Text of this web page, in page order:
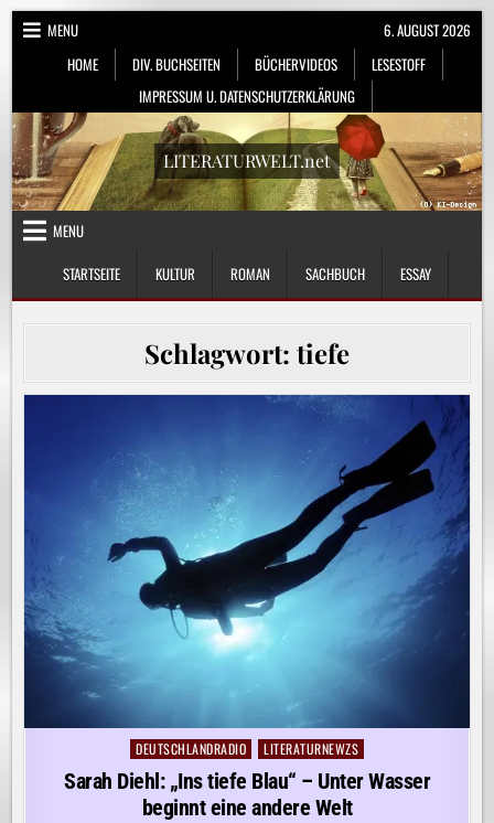
Skip
MENU
HOME
DIV. BUCHSEITEN BÜCHERVIDEOS
LESESTOFF
IMPRESSUM U. DATENSCHUTZERKLÄRUNG
6. AUGUST 2026
LITERATURWELT.net
MENU
STARTSEITE
KULTUR ROMAN SACHBUCH ESSAY
Schlagwort: tiefe
Posted
in
DEUTSCHLANDRADIO LITERATURNEWZS
Sarah Diehl: „Ins tiefe Blau“ – Unter Wasser
beginnt eine andere Welt